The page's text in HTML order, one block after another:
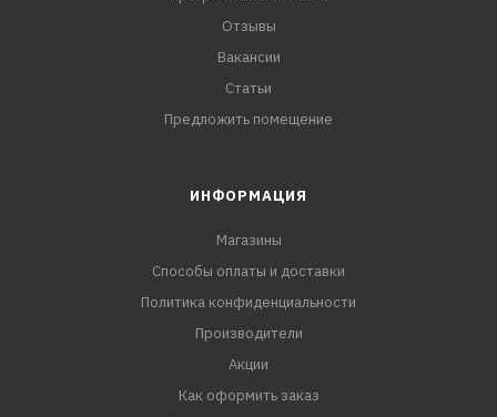
Отзывы
Вакансии
Статьи
Предложить помещение
ИНФОРМАЦИЯ
Магазины
Способы оплаты и доставки
Политика конфиденциальности
Производители
Акции
Как оформить заказ